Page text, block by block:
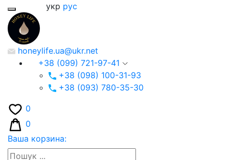
укр рус
honeylife.ua@ukr.net
+38 (099) 721-97-41
+38 (098) 100-31-93
+38 (093) 780-35-30
0
0
Ваша корзина: